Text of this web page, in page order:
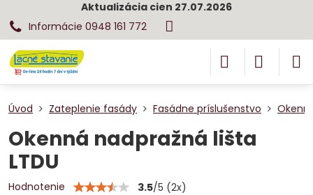
Aktualizácia cien 27.07.2026
Informácie 0948 161 772
Úvod Zateplenie fasády Fasádne príslušenstvo
Okenná nadpražná lišta
LTDU
Hodnotenie 3.5/5 (2x)